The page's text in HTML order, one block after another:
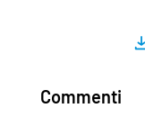
Commenti